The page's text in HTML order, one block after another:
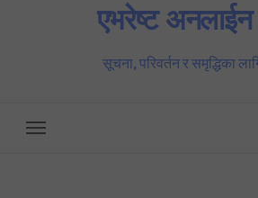
एभरेष्ट
सूचना, परिवर्तन र समृद्धिका